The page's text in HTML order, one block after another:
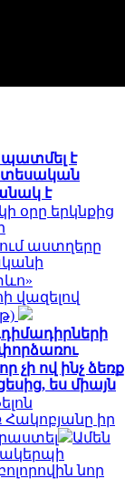
պատմել է
է
օրը երկնքից
աստղերը
վազելով
չի ով ինչ ձեռք
ես միայն
Հակոբյանը իր
Ամեն
նոր